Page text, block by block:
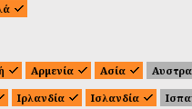
Αρμενία Ασία
Ιρλανδία Ισλανδία